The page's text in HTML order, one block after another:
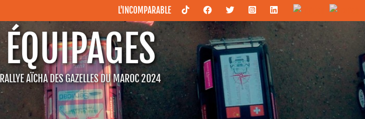
L'INCOMPARABLE
ÉQUIPAGES
RALLYE AÏCHA DES GAZELLES DU MAROC 2024